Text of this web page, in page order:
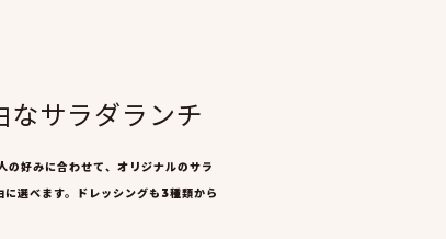
サラダランチ
の好みに合わせて、オリジナルのサラ
選べます。ドレッシングも3種類から